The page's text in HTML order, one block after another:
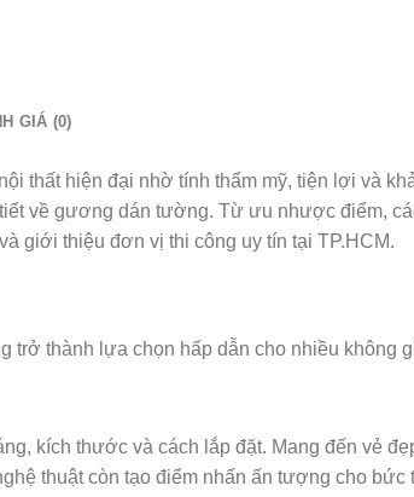
GIÁ (0)
thất hiện đại nhờ tính thẩm mỹ, tiện lợi và
về gương dán tường. Từ ưu nhược điểm,
giới thiệu đơn vị thi công uy tín tại TP.HCM.
thành lựa chọn hấp dẫn cho nhiều không
kích thước và cách lắp đặt. Mang đến vẻ
thuật còn tạo điểm nhấn ấn tượng cho bức